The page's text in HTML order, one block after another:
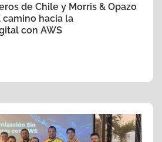
de Chile y Morris & Opazo
hacia la
con AWS